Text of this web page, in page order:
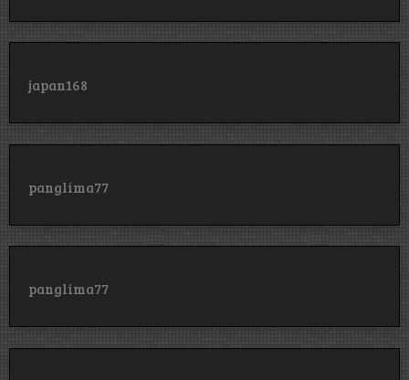
japan168
panglima77
panglima77